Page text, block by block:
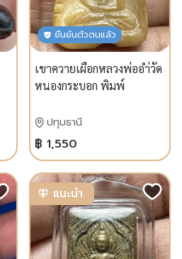
ยืนยันตัวตนแล้ว
เขาควายเผือกหลวงพ่ออำ่วัด
หนองกระบอก พิมพ์
ปทุมธานี
฿ 1,550
แนะนำ